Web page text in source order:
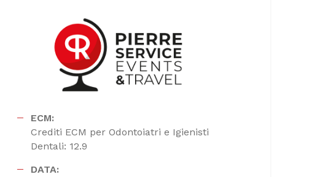
ECM:
Crediti ECM per Odontoiatri e Igienisti
Dentali: 12.9
DATA: